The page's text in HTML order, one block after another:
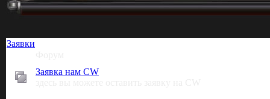
Заявки
Заявка нам CW